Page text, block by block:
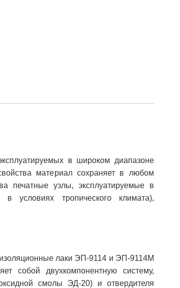
в широком диапазоне
материал сохраняет в любом
печатные узлы, эксплуатируемые в
тропического климата),
лаки ЭП-9114 и ЭП-9114М
собой двухкомпонентную систему,
смолы ЭД-20) и отвердителя